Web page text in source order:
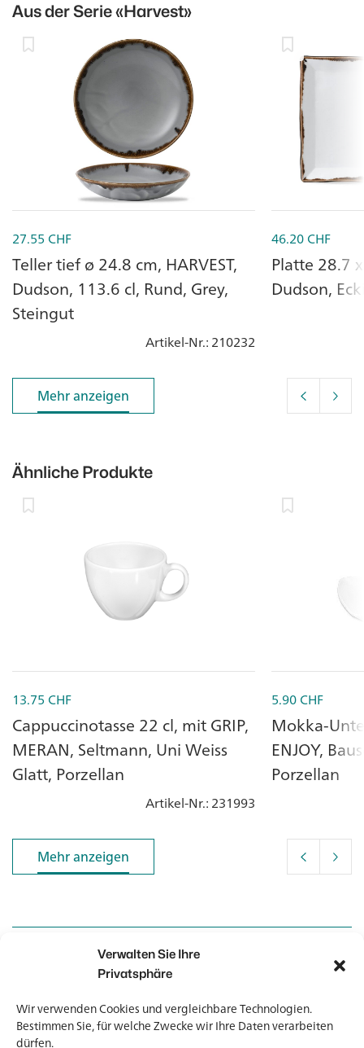
Verwalten Sie Ihre
Privatsphäre
Wir verwenden Cookies und vergleichbare Technologien.
Bestimmen Sie, für welche Zwecke wir Ihre Daten verarbeiten
dürfen.
Aus der Serie«Harvest»
27.55 CHF
Teller tief ø 24.8 cm, HARVEST,
Dudson, 113.6 cl, Rund, Grey,
Steingut
Artikel-Nr.: 210232
46.20CHF
Platte 28.7
Dudson,
Mehr anzeigen
Mehr anzeigen
Ähnliche Produkte
13.75 CHF
Cappuccinotasse 22 cl, mit GRIP,
MERAN, Seltmann, Uni Weiss
Glatt, Porzellan
Artikel-Nr.: 231993
5.90CHF
Mokka-
ENJOY,
Porzellan
Mehr anzeigen
Mehr anzeigen
Kontakt
Kontakt
Newsletter
Newsletter